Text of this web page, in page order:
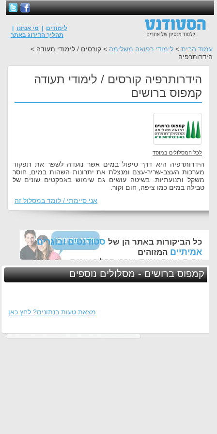
לימודים מי אנחנו
תהליך הדירוג באתר
עמוד הבית > לימודי רפואה משלימה > קורסים / לימודי תעודה >
הידרותרפיה
הידרותרפיה קורסים / לימודי תעודה
קמפוס ברושים
לכל המסלולים במוסד
הידרותרפיה היא דרך טיפול במים אשר נועדה לשפר את תפקוד
מערכות העצב-שריר-עצם ומנצלת את יתרונות השהות במים, חוסר
משקל ותנועתיות. בשיטה עושים גם שימוש באפקטים שונים של
טבילה במים כמו ציפה, חום וקור.
אני סיימתי / לומד במסלול זה
כל הביקורות באתר הן של סטודנטים ובוגרים
אמיתיים המזוהים
עם ת.ז, שם אמיתי ועברו תהליך אימות - זה הערך
החשוב לנו ביותר באתר
קמפוס ברושים - מסלולים נוספים
מצאת טעות בנתונים? לחץ כאן